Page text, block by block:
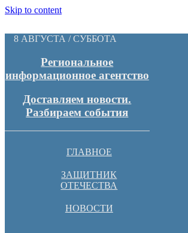
Skip to content
8 АВГУСТА / СУББОТА
Региональное
информационное агентство
Доставляем новости.
Разбираем события
ГЛАВНОЕ
ЗАЩИТНИК
ОТЕЧЕСТВА
НОВОСТИ